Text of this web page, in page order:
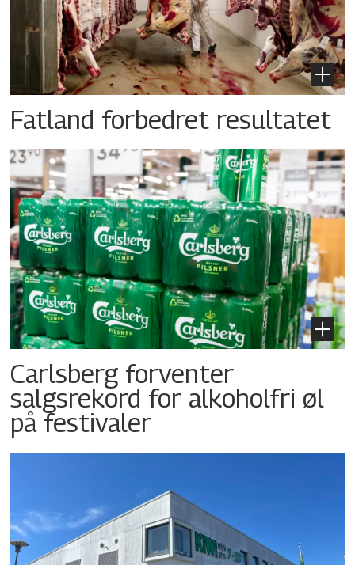
Fatland forbedret resultatet
Carlsberg forventer
salgsrekord for alkoholfri øl
på festivaler